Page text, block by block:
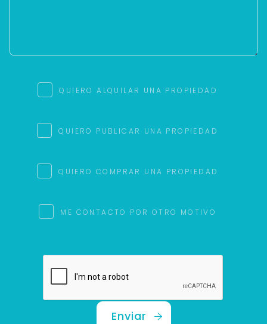
QUIERO ALQUILAR UNA PROPIEDAD
QUIERO PUBLICAR UNA PROPIEDAD
QUIERO COMPRAR UNA PROPIEDAD
ME CONTACTO POR OTRO MOTIVO
Enviar